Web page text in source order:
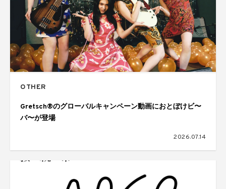
OTHER
Gretsch®のグローバルキャンペーン動画におとぼけビ〜
バ〜が登場
2026.07.14